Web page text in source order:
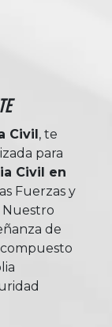
Civil , te
para
Civil en
Fuerzas y
Nuestro
de